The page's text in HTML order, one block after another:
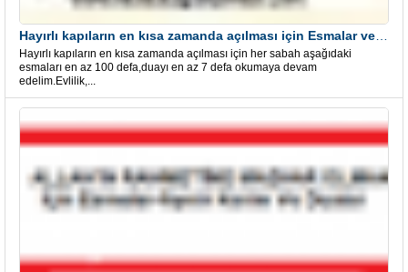
Hayırlı kapıların en kısa zamanda açılması için her sabah aşağıdaki
esmaları en az 100 defa,duayı en az 7 defa okumaya devam
edelim.Evlilik,...